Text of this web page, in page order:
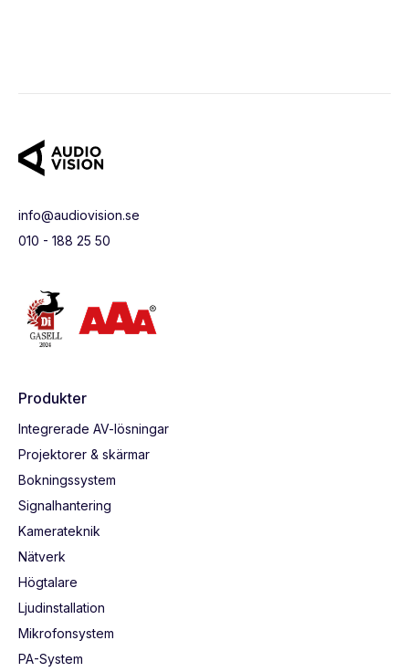
info@audiovision.se
010 - 188 25 50
Produkter
Integrerade AV-lösningar
Projektorer & skärmar
Bokningssystem
Signalhantering
Kamerateknik
Nätverk
Högtalare
Ljudinstallation
Mikrofonsystem
PA-System